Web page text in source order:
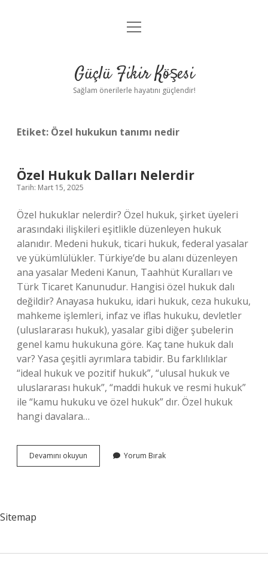
Anasayfa
Yasal Uyarı
menüyü
Güçlü Fikir Köşesi
Sağlam önerilerle hayatını güçlendir!
Etiket: Özel hukukun tanımı nedir
Özel Hukuk Dalları Nelerdir
Tarih: Mart 15, 2025
Özel hukuklar nelerdir? Özel hukuk, şirket üyeleri
arasındaki ilişkileri eşitlikle düzenleyen hukuk
alanıdır. Medeni hukuk, ticari hukuk, federal yasalar
ve yükümlülükler. Türkiye’de bu alanı düzenleyen
ana yasalar Medeni Kanun, Taahhüt Kuralları ve
Türk Ticaret Kanunudur. Hangisi özel hukuk dalı
değildir? Anayasa hukuku, idari hukuk, ceza hukuku,
mahkeme işlemleri, infaz ve iflas hukuku, devletler
(uluslararası hukuk), yasalar gibi diğer şubelerin
genel kamu hukukuna göre. Kaç tane hukuk dalı
var? Yasa çeşitli ayrımlara tabidir. Bu farklılıklar
“ideal hukuk ve pozitif hukuk”, “ulusal hukuk ve
uluslararası hukuk”, “maddi hukuk ve resmi hukuk”
ile “kamu hukuku ve özel hukuk” dır. Özel hukuk
hangi davalara…
Devamını okuyun
Hukuk
Yorum Bırak
Sitemap